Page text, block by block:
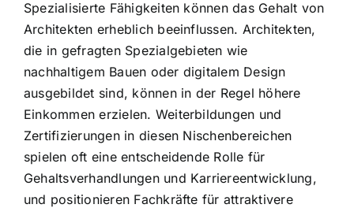
Spezialisierte Fähigkeiten können das Gehalt von
Architekten erheblich beeinflussen. Architekten,
die in gefragten Spezialgebieten wie
nachhaltigem Bauen oder digitalem Design
ausgebildet sind, können in der Regel höhere
Einkommen erzielen. Weiterbildungen und
Zertifizierungen in diesen Nischenbereichen
spielen oft eine entscheidende Rolle für
Gehaltsverhandlungen und Karriereentwicklung,
und positionieren Fachkräfte für attraktivere